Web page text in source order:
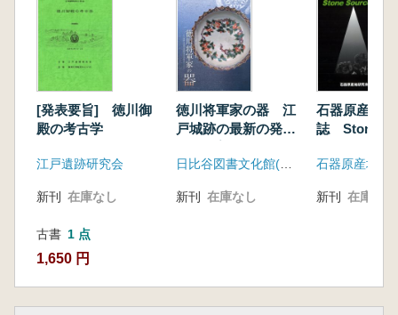
[発表要旨] 徳川御
殿の考古学
江戸遺跡研究会
新刊 在庫なし
古書 1 点
1,650 円
徳川将軍家の器 江
戸城跡の最新の発掘
に
日比谷図書文化館(千代田区教育委員会)
新刊 在庫なし
石器原産地
誌 Stone
石器原産地研
新刊 在庫なし